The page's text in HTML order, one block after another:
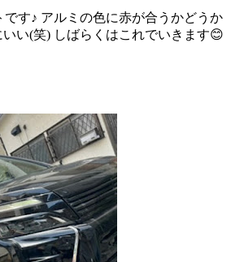
す♪ アルミの色に赤が合うかどうか
い(笑) しばらくはこれでいきます😊